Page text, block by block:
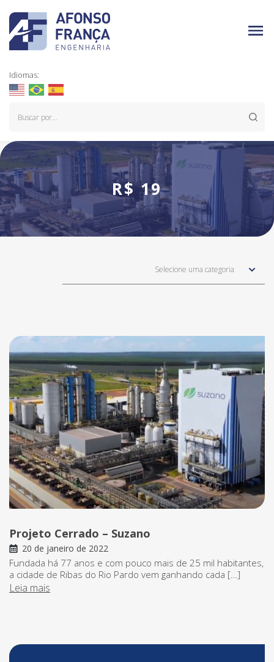
Idiomas:
R$ 19
Selecione uma categoria
Projeto Cerrado – Suzano
20 de janeiro de 2022
Fundada há 77 anos e com pouco mais de 25 mil habitantes,
a cidade de Ribas do Rio Pardo vem ganhando cada […]
Leia mais